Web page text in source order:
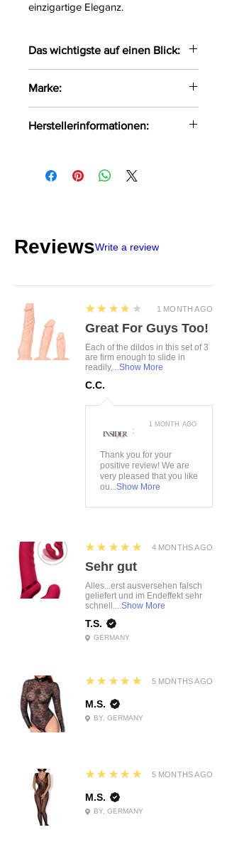
einzigartige Eleganz.
Das wichtigste auf einen Blick:
versehen mit einem breiten
Spitzenrand
Mit Silikon
Material:
84%Polyamid,
Marke:
Herstellerinformationen:
Siemońska 11 Będzin, Polen, 42-
ReviewsWrite a review
1 MONTH AGO
4
★★★★★
Great For Guys Too!
Each of the dildos in this set of 3
are firm enough to slide in
readily,...Show More
C.C.
:
Thank you for your
positive review! We are
very pleased that you like
ou...Show More
1 MONTH AGO
4 MONTHS AGO
5
★★★★★
Sehr gut
Alles...erst ausversehen falsch
geliefert und im Endeffekt sehr
schnell....Show More
T.S.
GERMANY
5 MONTHS AGO
5
★★★★★
M.S.
BY, GERMANY
5 MONTHS AGO
5
★★★★★
M.S.
BY, GERMANY